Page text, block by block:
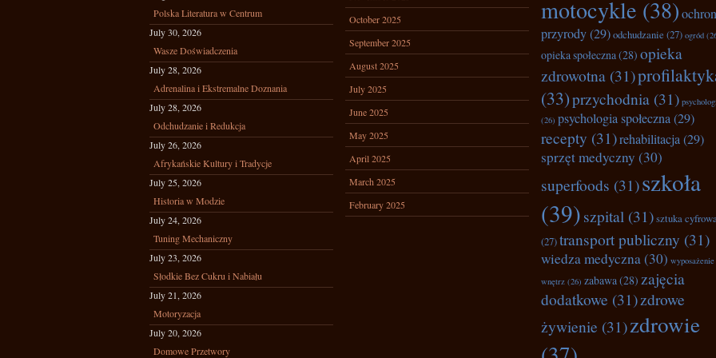
Polska Literatura w Centrum
July 30, 2026
Wasze Doświadczenia
July 28, 2026
Adrenalina i Ekstremalne Doznania
July 28, 2026
Odchudzanie i Redukcja
July 26, 2026
Afrykańskie Kultury i Tradycje
July 25, 2026
Historia w Modzie
July 24, 2026
Tuning Mechaniczny
July 23, 2026
Słodkie Bez Cukru i Nabiału
July 21, 2026
Motoryzacja
July 20, 2026
Domowe Przetwory
October 2025
September 2025
August 2025
July 2025
June 2025
May 2025
April 2025
March 2025
February 2025
motocykle (38)
przyrody(29)odchudzanie (27) ogród
opieka społeczna(28) opieka
zdrowotna (31)
(33)przychodnia (31)
(26) psychologia społeczna(29)
recepty (31)rehabilitacja(29)
sprzęt medyczny (30)
superfoods (31)szkoła
(39)szpital (31)sztuka
(27)transport publiczny (31)
wiedza medyczna(30) wyposażenie
wnętrz (26) zabawa(28) zajęcia
dodatkowe (31)zdrowe
żywienie (31)zdrowie